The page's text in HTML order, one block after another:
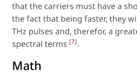
that the carriers must have a
the fact that being faster, they
THz pulses and, therefor, a
spectral terms [7].
Math